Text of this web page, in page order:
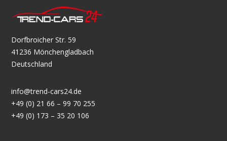
Dorfbroicher Str. 59
41236 Mönchengladbach
Deutschland
info@trend-cars24.de
+49 (0) 21 66 – 99 70 255
+49 (0) 173 – 35 20 106